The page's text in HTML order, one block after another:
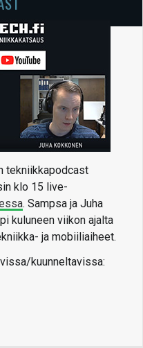
tekniikkapodcast
klo 15 live-
. Sampsa ja Juha
kuluneen viikon ajalta
ja mobiiliaiheet.
kuunneltavissa: